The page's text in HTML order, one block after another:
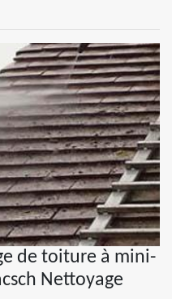
de toiture à mini-
Nettoyage